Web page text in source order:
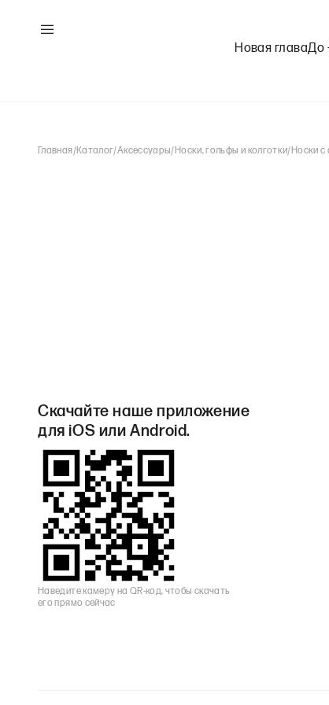
Новая главаДо
Главная/Каталог/Аксессуары/ Носки, гольфы и колготки/ Носки с
Скачайте наше приложение
для iOS или Android.
Наведите камеру на QR-код, чтобы скачать
его прямо сейчас